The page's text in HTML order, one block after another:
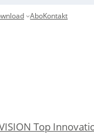
AboKontakt
Top